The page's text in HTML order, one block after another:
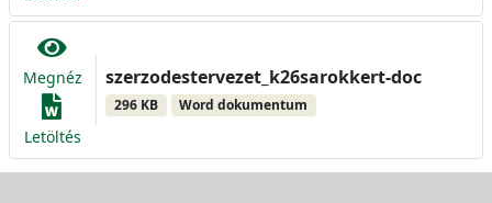
Megnéz
Letöltés
szerzodestervezet_k26sarokkert-doc
296 KB Word dokumentum